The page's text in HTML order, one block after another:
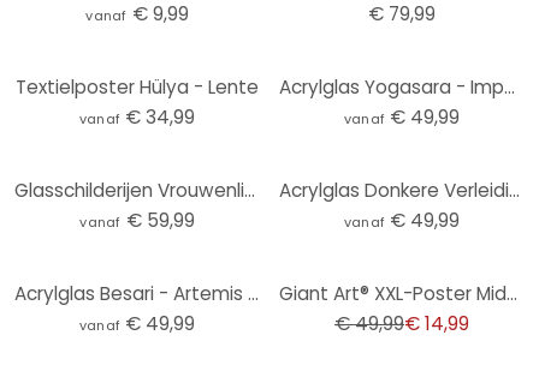
vanaf € 9,99
€ 79,99
Textielposter Hülya - Lente
vanaf € 34,99
Acrylglas Yogasara - Imperious Lady
vanaf € 49,99
Glasschilderijen Vrouwenlichaam 1
vanaf € 59,99
Acrylglas Donkere Verleiding
vanaf € 49,99
Acrylglas Besari - Artemis Daughter of Zeus
vanaf € 49,99
Giant Art® XXL-Poster Midnight Rose - 115x175 cm
€ 49,99€ 14,99